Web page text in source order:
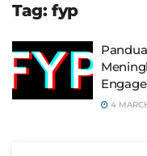
Tag: fyp
4